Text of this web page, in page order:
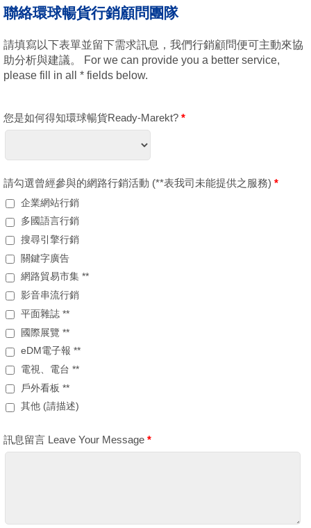
聯絡環球暢貨行銷顧問團隊
請填寫以下表單並留下需求訊息，我們行銷顧問便可主動來協
助分析與建議。 For we can provide you a better service,
please fill in all * fields below.
您是如何得知環球暢貨Ready-Marekt? *
請勾選曾經參與的網路行銷活動 (**表我司未能提供之服務) *
企業網站行銷
多國語言行銷
搜尋引擎行銷
關鍵字廣告
網路貿易市集 **
影音串流行銷
平面雜誌 **
國際展覽 **
eDM電子報 **
電視、電台 **
戶外看板 **
其他 (請描述)
訊息留言 Leave Your Message *